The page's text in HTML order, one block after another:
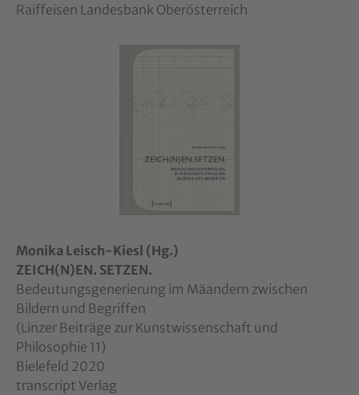
Raiffeisen Landesbank Oberösterreich
Monika Leisch-Kiesl (Hg.)
ZEICH(N)EN. SETZEN.
Bedeutungsgenerierung im Mäandern zwischen
Bildern und Begriffen
(Linzer Beiträge zur Kunstwissenschaft und
Philosophie 11)
Bielefeld 2020
transcript Verlag